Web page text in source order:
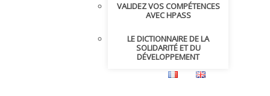
VALIDEZ VOS COMPÉTENCES
AVEC HPASS
LE DICTIONNAIRE DE LA
SOLIDARITÉ ET DU
DÉVELOPPEMENT